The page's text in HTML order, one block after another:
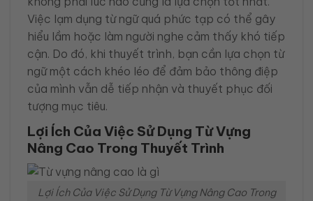
Việc lạm dụng từ ngữ quá phức tạp có thể gây
hiểu lầm hoặc làm người nghe cảm thấy khó tiếp
cận. Do đó, khi thuyết trình, bạn cần lựa chọn từ
ngữ một cách khéo léo để đảm bảo thông điệp
của mình vẫn dễ tiếp nhận và thuyết phục đối
tượng mục tiêu.
Lợi Ích Của Việc Sử Dụng Từ Vựng
Nâng Cao Trong Thuyết Trình
Lợi Ích Của Việc Sử Dụng Từ Vựng Nâng Cao Trong